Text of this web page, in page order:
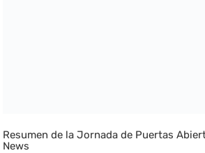
Resumen de la Jornada de Puertas
News